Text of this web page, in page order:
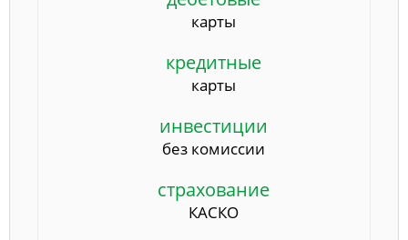
карты
кредитные
карты
инвестиции
без комиссии
страхование
КАСКО